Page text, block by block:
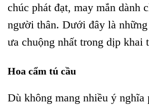
chúc phát đạt, may mắn dành
người thân. Dưới đây là
ưa chuộng nhất trong dịp khai
Hoa cẩm tú cầu
Dù không mang nhiều ý nghĩa